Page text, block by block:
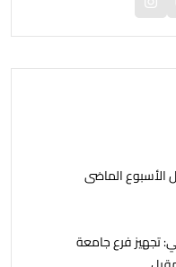
تجهيز فرع جامعة